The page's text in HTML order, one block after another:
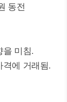
동전
을 미침.
격에 거래됨.